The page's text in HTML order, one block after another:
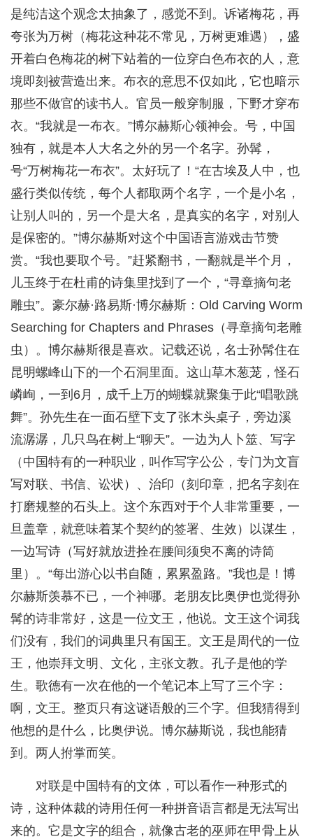
是纯洁这个观念太抽象了，感觉不到。诉诸梅花，再
夸张为万树（梅花这种花不常见，万树更难遇），盛
开着白色梅花的树下站着的一位穿白色布衣的人，意
境即刻被营造出来。布衣的意思不仅如此，它也暗示
那些不做官的读书人。官员一般穿制服，下野才穿布
衣。“我就是一布衣。”博尔赫斯心领神会。号，中国
独有，就是本人大名之外的另一个名字。孙髯，
号“万树梅花一布衣”。太好玩了！“在古埃及人中，也
盛行类似传统，每个人都取两个名字，一个是小名，
让别人叫的，另一个是大名，是真实的名字，对别人
是保密的。”博尔赫斯对这个中国语言游戏击节赞
赏。“我也要取个号。”赶紧翻书，一翻就是半个月，
儿玉终于在杜甫的诗集里找到了一个，“寻章摘句老
雕虫”。豪尔赫·路易斯·博尔赫斯：Old Carving Worm
Searching for Chapters and Phrases（寻章摘句老雕
虫）。博尔赫斯很是喜欢。记载还说，名士孙髯住在
昆明螺峰山下的一个石洞里面。这山草木葱茏，怪石
嶙峋，一到6月，成千上万的蝴蝶就聚集于此“唱歌跳
舞”。孙先生在一面石壁下支了张木头桌子，旁边溪
流潺潺，几只鸟在树上“聊天”。一边为人卜筮、写字
（中国特有的一种职业，叫作写字公公，专门为文盲
写对联、书信、讼状）、治印（刻印章，把名字刻在
打磨规整的石头上。这个东西对于个人非常重要，一
旦盖章，就意味着某个契约的签署、生效）以谋生，
一边写诗（写好就放进拴在腰间须臾不离的诗筒
里）。“每出游心以书自随，累累盈路。”我也是！博
尔赫斯羡慕不已，一个神哪。老朋友比奥伊也觉得孙
髯的诗非常好，这是一位文王，他说。文王这个词我
们没有，我们的词典里只有国王。文王是周代的一位
王，他崇拜文明、文化，主张文教。孔子是他的学
生。歌德有一次在他的一个笔记本上写了三个字：
啊，文王。整页只有这谜语般的三个字。但我猜得到
他想的是什么，比奥伊说。博尔赫斯说，我也能猜
到。两人拊掌而笑。
对联是中国特有的文体，可以看作一种形式的
诗，这种体裁的诗用任何一种拼音语言都是无法写出
来的。它是文字的组合，就像古老的巫师在甲骨上从